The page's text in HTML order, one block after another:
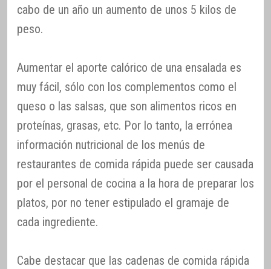
cabo de un año un aumento de unos 5 kilos de
peso.
Aumentar el aporte calórico de una ensalada es
muy fácil, sólo con los complementos como el
queso o las salsas, que son alimentos ricos en
proteínas, grasas, etc. Por lo tanto, la errónea
información nutricional de los menús de
restaurantes de comida rápida puede ser causada
por el personal de cocina a la hora de preparar los
platos, por no tener estipulado el gramaje de
cada ingrediente.
Cabe destacar que las cadenas de comida rápida